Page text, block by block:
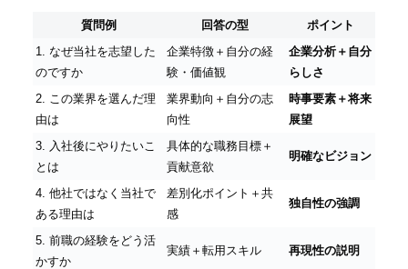
質問例 回答の型
ポイント
1. なぜ当社を志望した
のですか
企業特徴＋自分の経
験・価値観
企業分析＋自分
らしさ
2. この業界を選んだ理
由は
業界動向＋自分の志
向性
時事要素＋将来
展望
3. 入社後にやりたいこ
とは
具体的な職務目標＋
貢献意欲
明確なビジョン
4. 他社ではなく当社で
ある理由は
差別化ポイント＋共
感
独自性の強調
5. 前職の経験をどう活
かすか
実績＋転用スキル 再現性の説明